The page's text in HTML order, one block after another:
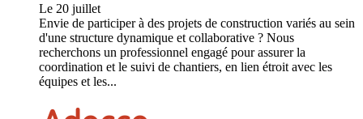
Le 20 juillet
Envie de participer à des projets de construction variés au sein
d'une structure dynamique et collaborative ? Nous
recherchons un professionnel engagé pour assurer la
coordination et le suivi de chantiers, en lien étroit avec les
équipes et les...